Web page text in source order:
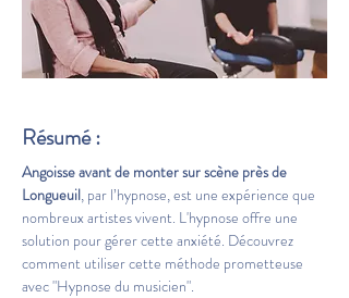
Résumé :
Angoisse avant de monter sur scène près de
Longueuil, par l’hypnose, est une expérience que
nombreux artistes vivent. L'hypnose offre une
solution pour gérer cette anxiété. Découvrez
comment utiliser cette méthode prometteuse
avec "Hypnose du musicien".